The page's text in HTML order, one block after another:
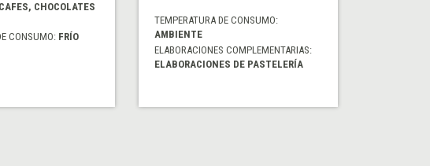
CAFES, CHOCOLATES
CONSUMO: FRÍO
TEMPERATURA DE CONSUMO:
AMBIENTE
ELABORACIONES COMPLEMENTARIAS:
ELABORACIONES DE PASTELERÍA